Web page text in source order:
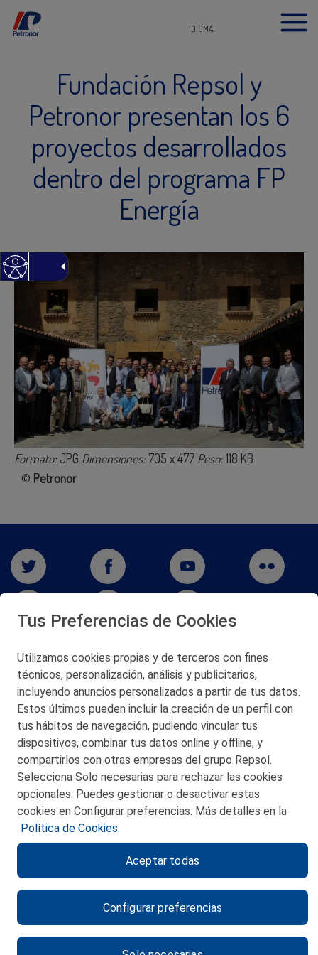
IDIOMA
Fundación Repsol y
Petronor presentan los 6
proyectos desarrollados
dentro del programa FP
Energía
Formato: JPG Dimensiones: 705 x 477 Peso:118 KB
© Petronor
San Martín 5-Edificio Muñatones,
48550 Muskiz (Bizkaia)
Telf. 946 357 000
© 2026 Petronor S.A.
CONTACTO
POLITICA DE PRIVACIDAD
AVISO LEGAL
POLITICA DE COOKIES
Tus Preferencias de Cookies
Utilizamos cookies propias y de terceros con fines
técnicos, personalización, análisis y publicitarios,
incluyendo anuncios personalizados a partir de tus datos.
Estos últimos pueden incluir la creación de un perfil con
tus hábitos de navegación, pudiendo vincular tus
dispositivos, combinar tus datos online y offline, y
compartirlos con otras empresas del grupo Repsol.
Selecciona Solo necesarias para rechazar las cookies
opcionales. Puedes gestionar o desactivar estas
cookies en Configurar preferencias. Más detalles en la
Política de Cookies.
Configurar preferencias
Aceptar todas